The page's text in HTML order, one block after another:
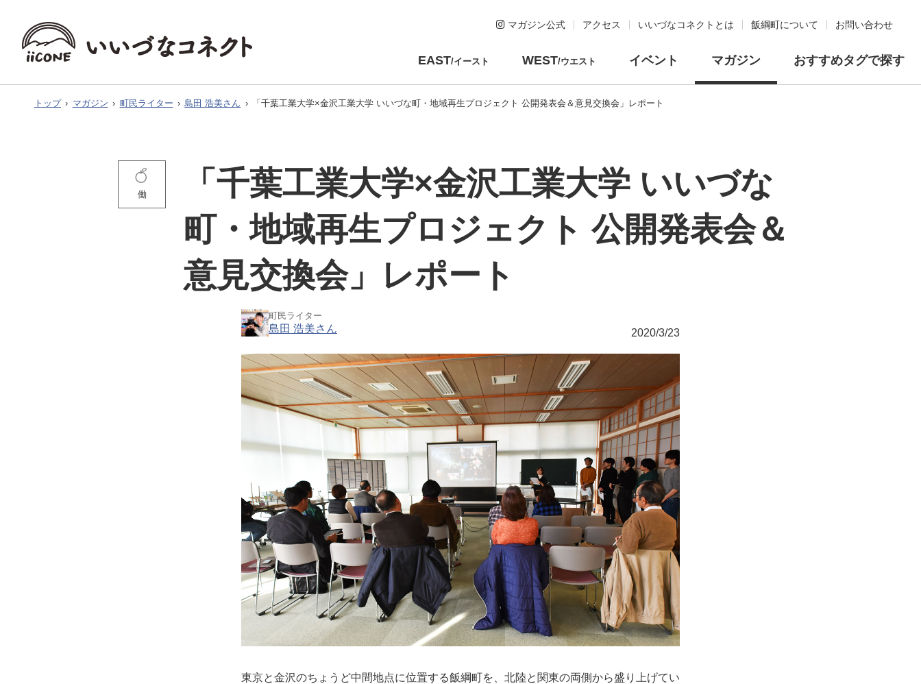
マガジン公式 アクセス いいづなコネクトとは 飯綱町について お問い合わせ
EAST/イースト WEST/ウエスト イベント マガジン おすすめタグで探す
トップ › マガジン › 町民ライター › 島田 浩美さん › 「千葉工業大学×金沢工業大学 いいづな町・地域再生プロジェクト 公開発表会＆意見交換会」レポート
働
「千葉工業大学×金沢工業大学 いいづな
町・地域再生プロジェクト 公開発表会＆
意見交換会」レポート
町民ライター
島田 浩美さん 2020/3/23
東京と金沢のちょうど中間地点に位置する飯綱町を、北陸と関東の両側から盛り上げてい